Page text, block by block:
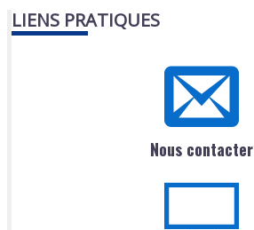
LIENS PRATIQUES
Nous contacter